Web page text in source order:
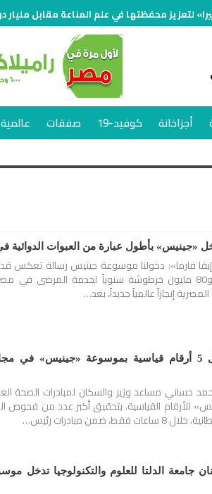
لتعزيز محفظتها في علم المناعة مقابل مليار
أجزاخانة كوفيد-19 صفقات عالمية
«جينيس» بأطول عبارة من العبوات الدوائية
مليون قارورة و80 مليون خرطوشة سنوياً لخدمة
إنجازاً عالمياً جديداً، بعد…
الصحة: تسجل 5 أرقام قياسية بموسوعة «جينيس»
ضمن مبادرات رئيس…
جامعة الدلتا للعلوم والتكنولوجيا تدخل